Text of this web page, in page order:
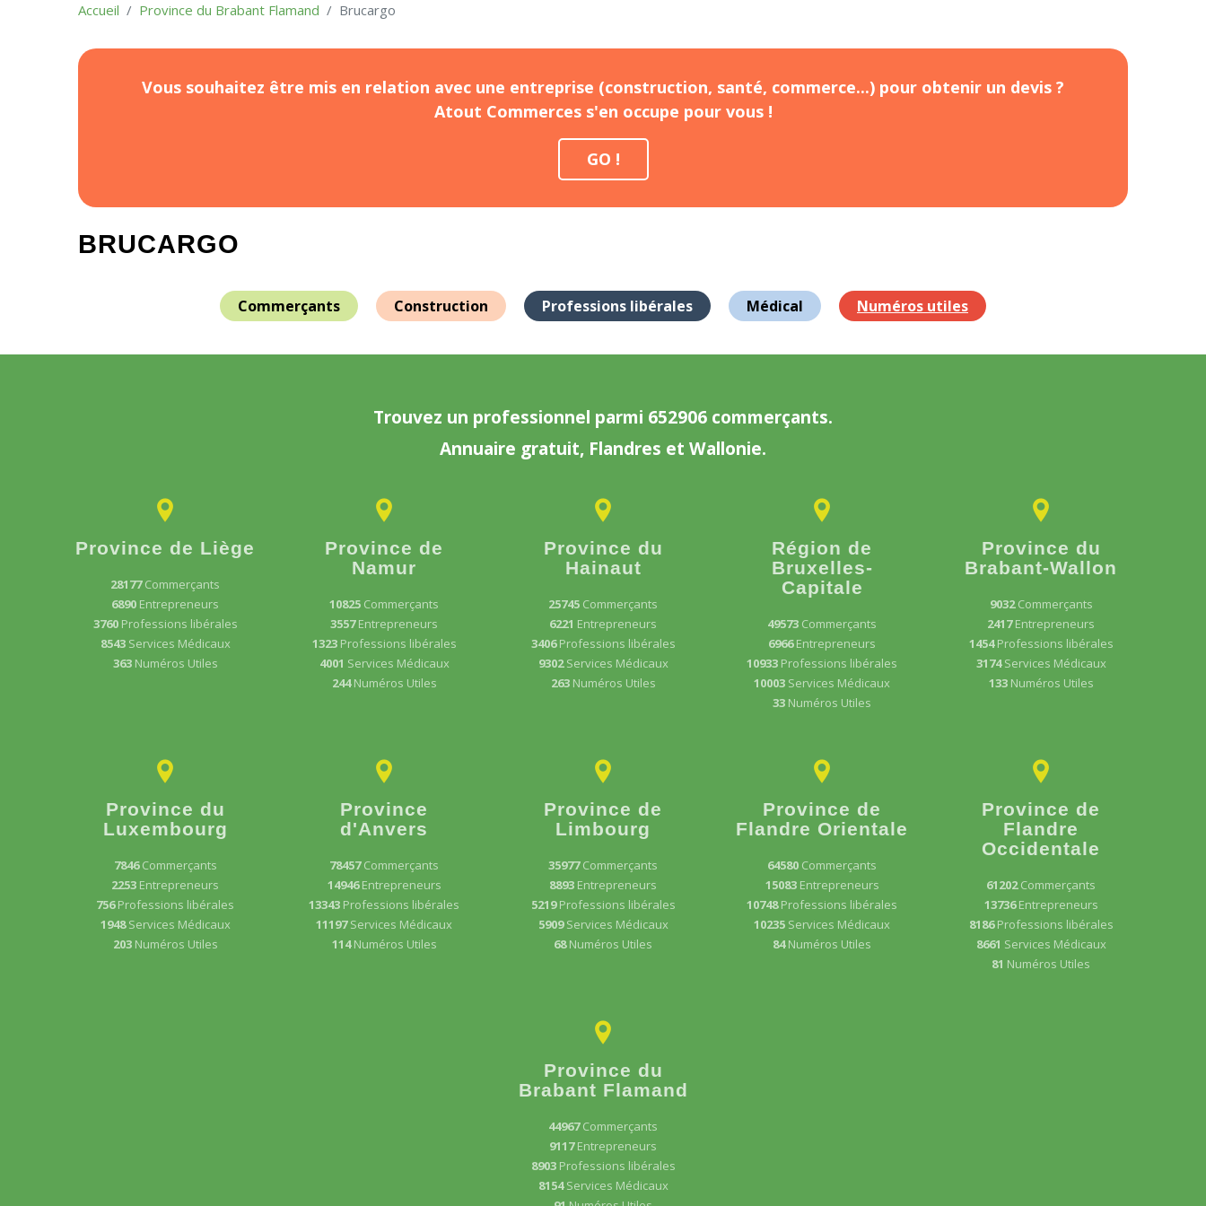
Accueil Province du Brabant Flamand Brucargo
Vous souhaitez être mis en relation avec une entreprise (construction, santé, commerce...) pour obtenir un devis ?
Atout Commerces s'en occupe pour vous !
GO !
BRUCARGO
Commerçants Construction Professions libérales Médical Numéros utiles
Trouvez un professionnel parmi 652906 commerçants.
Annuaire gratuit, Flandres et Wallonie.
Province de Liège
28177Commerçants
6890 Entrepreneurs
3760 Professions libérales
8543 Services Médicaux
363 Numéros Utiles
Province de
Namur
10825 Commerçants
3557Entrepreneurs
1323 Professions libérales
4001 Services Médicaux
244Numéros Utiles
Province du
Hainaut
25745 Commerçants
6221 Entrepreneurs
3406Professions libérales
9302Services Médicaux
263 Numéros Utiles
Région de
Bruxelles-
Capitale
49573 Commerçants
6966Entrepreneurs
10933 Professions libérales
10003 Services Médicaux
33 Numéros Utiles
Province du
Brabant-Wallon
9032Commerçants
2417Entrepreneurs
1454Professions libérales
3174Services Médicaux
133 Numéros Utiles
Province du
Luxembourg
7846Commerçants
2253 Entrepreneurs
756Professions libérales
1948Services Médicaux
203 Numéros Utiles
Province
d'Anvers
78457Commerçants
14946Entrepreneurs
13343 Professions libérales
11197Services Médicaux
114Numéros Utiles
Province de
Limbourg
35977Commerçants
8893 Entrepreneurs
5219Professions libérales
5909Services Médicaux
68Numéros Utiles
Province de
Flandre Orientale
64580 Commerçants
15083 Entrepreneurs
10748Professions libérales
10235 Services Médicaux
84Numéros Utiles
Province de
Flandre
Occidentale
61202Commerçants
13736Entrepreneurs
8186Professions libérales
8661 Services Médicaux
81 Numéros Utiles
Province du
Brabant Flamand
44967Commerçants
9117Entrepreneurs
8903 Professions libérales
8154Services Médicaux